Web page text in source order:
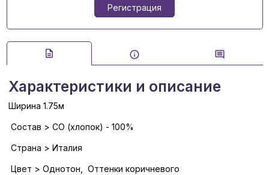
Регистрация
Характеристики и описание
Ширина 1.75м
Состав > CO (хлопок) - 100%
Страна > Италия
Цвет > Однотон, Оттенки коричневого